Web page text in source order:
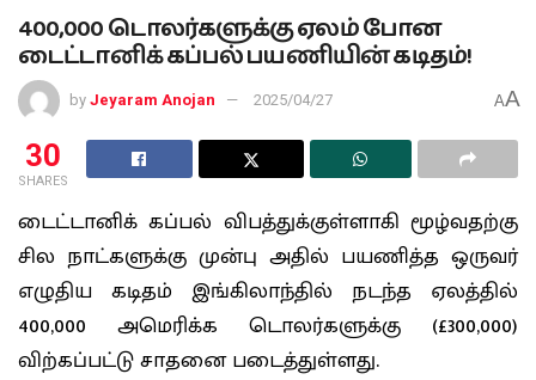
400,000 டொலர்களுக்கு ஏலம் போன
டைட்டானிக் கப்பல் பயணியின் கடிதம்!
by Jeyaram Anojan 2025/04/27 AA
30
SHARES
டைட்டானிக் கப்பல் விபத்துக்குள்ளாகி மூழ்வதற்கு
சில நாட்களுக்கு முன்பு அதில் பயணித்த ஒருவர்
எழுதிய கடிதம் இங்கிலாந்தில் நடந்த ஏலத்தில்
400,000 அமெரிக்க டொலர்களுக்கு (£300,000)
விற்கப்பட்டு சாதனை படைத்துள்ளது.